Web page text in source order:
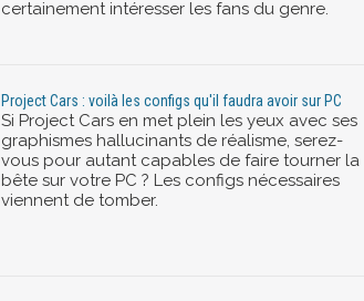
certainement intéresser les fans du genre.
Project Cars : voilà les configs qu'il faudra avoir sur PC
Si Project Cars en met plein les yeux avec ses
graphismes hallucinants de réalisme, serez-
vous pour autant capables de faire tourner la
bête sur votre PC ? Les configs nécessaires
viennent de tomber.